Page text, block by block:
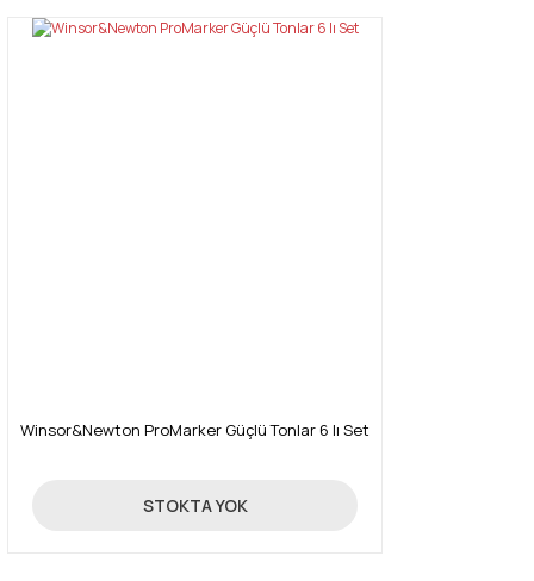
Winsor&Newton ProMarker Güçlü Tonlar 6 lı Set
131,18 TL
STOKTA YOK